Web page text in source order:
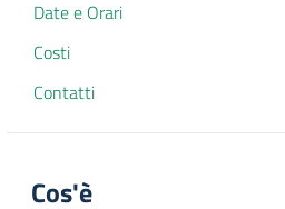
Date e Orari
Costi
Contatti
Cos'è